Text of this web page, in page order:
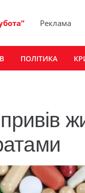
Реклама
ПОЛІТИКА